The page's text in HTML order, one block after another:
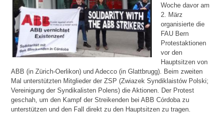
Woche davor am
2. März
organisierte die
FAU Bern
Protestaktionen
vor den
Hauptsitzen von
ABB (in Zürich-Oerlikon) und Adecco (in Glattbrugg). Beim zweiten
Mal unterstützten Mitglieder der ZSP (Zwiazek Syndiklaistów Polski;
Vereinigung der Syndikalisten Polens) die Aktionen. Der Protest
geschah, um den Kampf der Streikenden bei ABB Córdoba zu
unterstützen und den Fall direkt zu den Hauptsitzen zu tragen.